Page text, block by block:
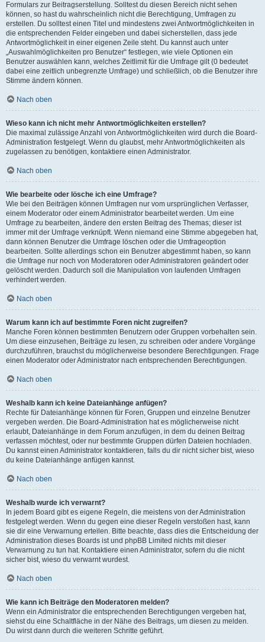
Formulars zur Beitragserstellung. Solltest du diesen Bereich nicht sehen
können, so hast du wahrscheinlich nicht die Berechtigung, Umfragen zu
erstellen. Du solltest einen Titel und mindestens zwei Antwortmöglichkeiten in
die entsprechenden Felder eingeben und dabei sicherstellen, dass jede
Antwortmöglichkeit in einer eigenen Zeile steht. Du kannst auch unter
„Auswahlmöglichkeiten pro Benutzer“ festlegen, wie viele Optionen ein
Benutzer auswählen kann, welches Zeitlimit für die Umfrage gilt (0 bedeutet
dabei eine zeitlich unbegrenzte Umfrage) und schließlich, ob die Benutzer ihre
Stimme ändern können.
Nach oben
Wieso kann ich nicht mehr Antwortmöglichkeiten erstellen?
Die maximal zulässige Anzahl von Antwortmöglichkeiten wird durch die Board-
Administration festgelegt. Wenn du glaubst, mehr Antwortmöglichkeiten als
zugelassen zu benötigen, kontaktiere einen Administrator.
Nach oben
Wie bearbeite oder lösche ich eine Umfrage?
Wie bei den Beiträgen können Umfragen nur vom ursprünglichen Verfasser,
einem Moderator oder einem Administrator bearbeitet werden. Um eine
Umfrage zu bearbeiten, ändere den ersten Beitrag des Themas; dieser ist
immer mit der Umfrage verknüpft. Wenn niemand eine Stimme abgegeben hat,
dann können Benutzer die Umfrage löschen oder die Umfrageoption
bearbeiten. Sollte allerdings schon ein Benutzer abgestimmt haben, so kann
die Umfrage nur noch von Moderatoren oder Administratoren geändert oder
gelöscht werden. Dadurch soll die Manipulation von laufenden Umfragen
verhindert werden.
Nach oben
Warum kann ich auf bestimmte Foren nicht zugreifen?
Manche Foren können bestimmten Benutzern oder Gruppen vorbehalten sein.
Um diese einzusehen, Beiträge zu lesen, zu schreiben oder andere Vorgänge
durchzuführen, brauchst du möglicherweise besondere Berechtigungen. Frage
einen Moderator oder Administrator nach entsprechenden Berechtigungen.
Nach oben
Weshalb kann ich keine Dateianhänge anfügen?
Rechte für Dateianhänge können für Foren, Gruppen und einzelne Benutzer
vergeben werden. Die Board-Administration hat es möglicherweise nicht
erlaubt, Dateianhänge in dem Forum anzufügen, in dem du deinen Beitrag
verfassen möchtest, oder nur bestimmte Gruppen dürfen Dateien hochladen.
Du kannst einen Administrator kontaktieren, falls du dir nicht sicher bist, wieso
du keine Dateianhänge anfügen kannst.
Nach oben
Weshalb wurde ich verwarnt?
In jedem Board gibt es eigene Regeln, die meistens von der Administration
festgelegt werden. Wenn du gegen eine dieser Regeln verstoßen hast, kann
sie dir eine Verwarnung erteilen. Bitte beachte, dass dies die Entscheidung der
Administration dieses Boards ist und phpBB Limited nichts mit dieser
Verwarnung zu tun hat. Kontaktiere einen Administrator, sofern du die nicht
sicher bist, wieso du verwarnt wurdest.
Nach oben
Wie kann ich Beiträge den Moderatoren melden?
Wenn ein Administrator die entsprechenden Berechtigungen vergeben hat,
siehst du eine Schaltfläche in der Nähe des Beitrags, um diesen zu melden.
Du wirst dann durch die weiteren Schritte geführt.